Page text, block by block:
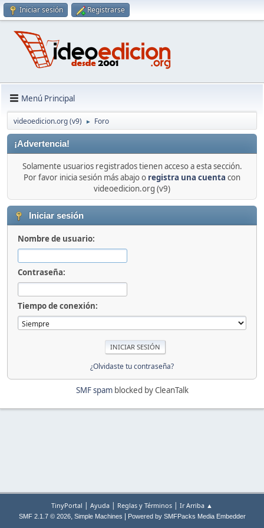
Iniciar sesión Registrarse
Menú Principal
videoedicion.org (v9) ► Foro
¡Advertencia!
Solamente usuarios registrados tienen acceso a esta sección.
Por favor inicia sesión más abajo o registra una cuenta con
videoedicion.org (v9)
Iniciar sesión
Nombre de usuario:
Contraseña:
Tiempo de conexión:
¿Olvidaste tu contraseña?
SMF spamblocked by CleanTalk
TinyPortal | Ayuda | Reglas y Términos | Ir Arriba ▲
SMF 2.1.7 © 2026, Simple Machines Powered by SMFPacks Media Embedder